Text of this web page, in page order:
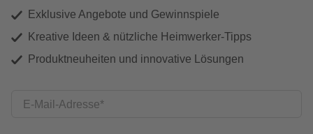
Exklusive Angebote und Gewinnspiele
Kreative Ideen & nützliche Heimwerker-Tipps
Produktneuheiten und innovative Lösungen
E-Mail-Adresse